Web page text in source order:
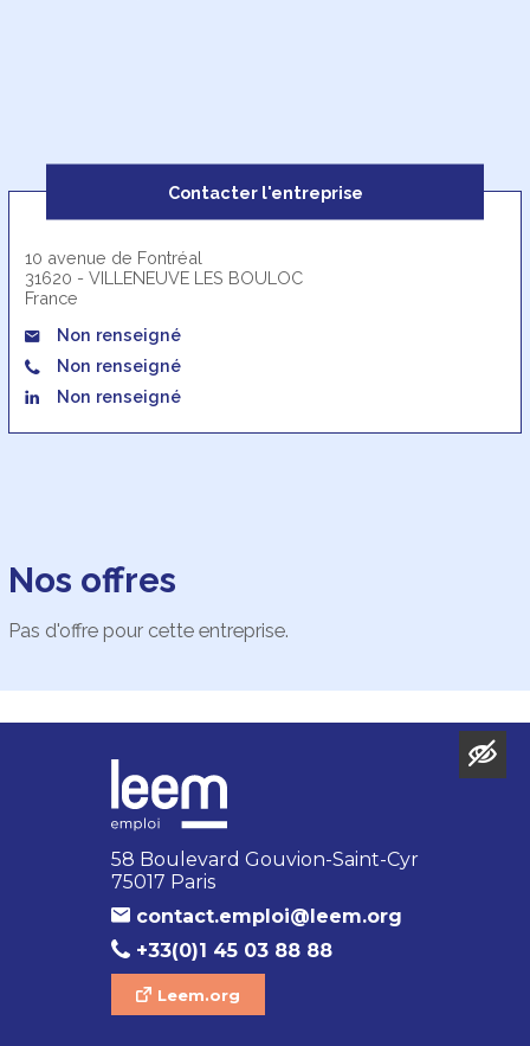
Contacter l'entreprise
10 avenue de Fontréal
31620 - VILLENEUVE LES BOULOC
France
Non renseigné
Non renseigné
Non renseigné
Nos offres
Pas d'offre pour cette entreprise.
58 Boulevard Gouvion-Saint-Cyr
75017 Paris
contact.emploi@leem.org
+33(0)1 45 03 88 88
Leem.org